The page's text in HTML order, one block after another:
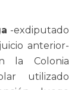
-exdiputado
anterior-
la Colonia
utilizado